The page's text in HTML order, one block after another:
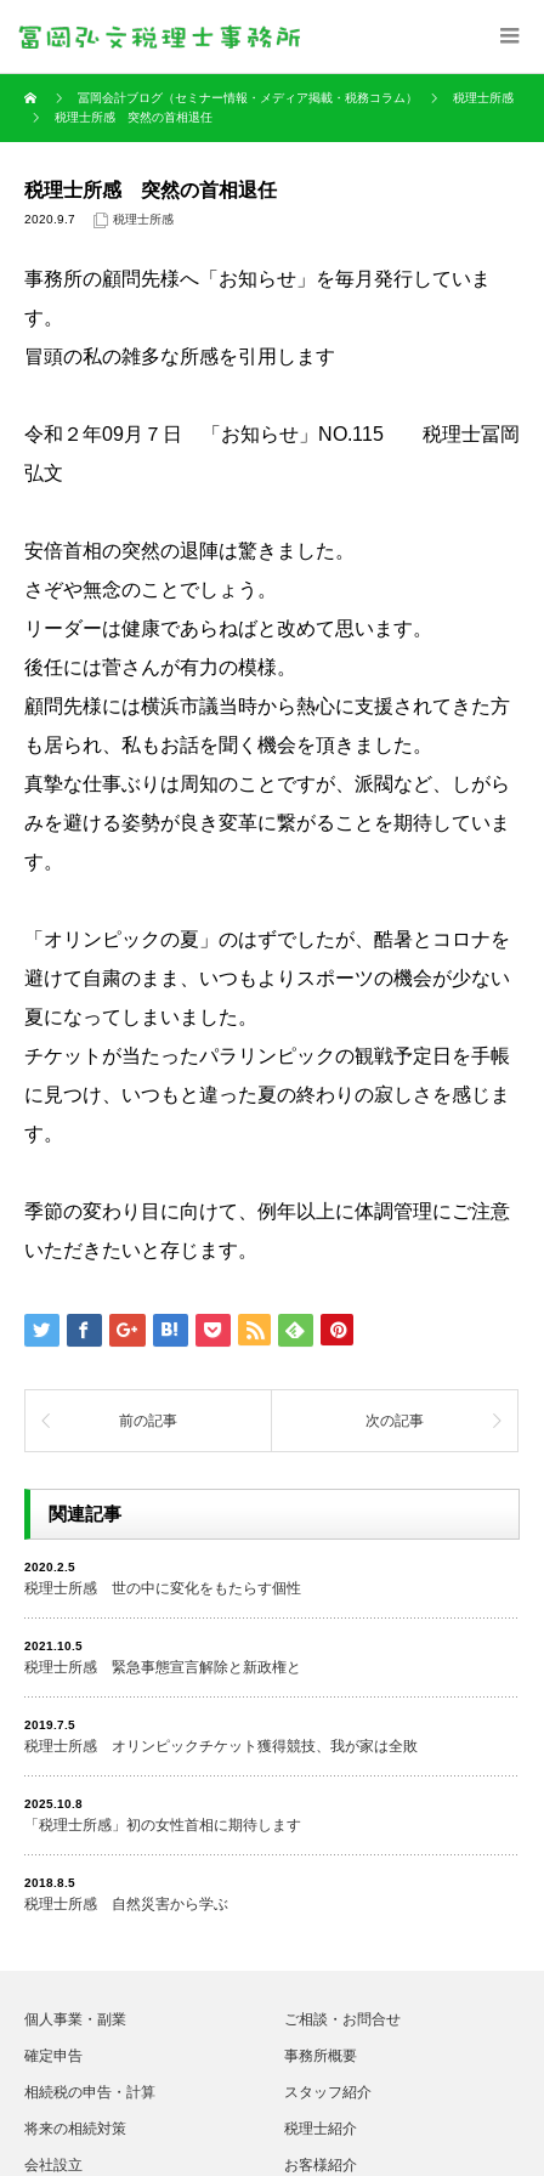
冨岡会計ブログ（セミナー情報・メディア掲載・税務コラム）
税理士所感
税理士所感 突然の首相退任
税理士所感 突然の首相退任
2020.9.7 税理士所感
事務所の顧問先様へ「お知らせ」を毎月発行していま
す。
冒頭の私の雑多な所感を引用します
令和２年09月７日 「お知らせ」NO.115 税理士冨岡
弘文
安倍首相の突然の退陣は驚きました。
さぞや無念のことでしょう。
リーダーは健康であらねばと改めて思います。
後任には菅さんが有力の模様。
顧問先様には横浜市議当時から熱心に支援されてきた方
も居られ、私もお話を聞く機会を頂きました。
真摯な仕事ぶりは周知のことですが、派閥など、しがら
みを避ける姿勢が良き変革に繋がることを期待していま
す。
「オリンピックの夏」のはずでしたが、酷暑とコロナを
避けて自粛のまま、いつもよりスポーツの機会が少ない
夏になってしまいました。
チケットが当たったパラリンピックの観戦予定日を手帳
に見つけ、いつもと違った夏の終わりの寂しさを感じま
す。
季節の変わり目に向けて、例年以上に体調管理にご注意
いただきたいと存じます。
前の記事 次の記事
関連記事
2020.2.5
税理士所感 世の中に変化をもたらす個性
2021.10.5
税理士所感 緊急事態宣言解除と新政権と
2019.7.5
税理士所感 オリンピックチケット獲得競技、我が家は全敗
2025.10.8
「税理士所感」初の女性首相に期待します
2018.8.5
税理士所感 自然災害から学ぶ
個人事業・副業
確定申告
相続税の申告・計算
将来の相続対策
会社設立
ご相談・お問合せ
事務所概要
スタッフ紹介
税理士紹介
お客様紹介